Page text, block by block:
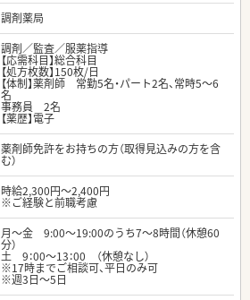
調剤薬局
調剤／監査／服薬指導
【応需科目】総合科目
【処方枚数】150枚/日
【体制】薬剤師 常勤5名・パート2名、常時5～6
名
事務員 2名
【薬歴】電子
薬剤師免許をお持ちの方（取得見込みの方を含
む）
時給2,300円～2,400円
※ご経験と前職考慮
月～金 9:00～19:00のうち7～8時間（休憩60
分）
土 9：00～13：00 （休憩なし）
※17時までご相談可、平日のみ可
※週3日～5日